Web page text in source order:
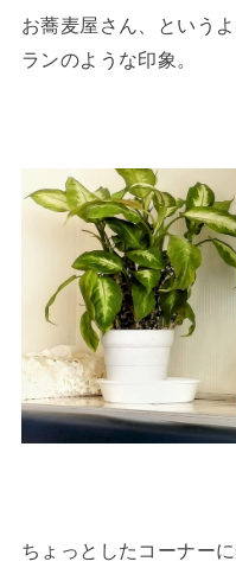
お蕎麦屋さん、という
ランのような印象。
ちょっとしたコーナー